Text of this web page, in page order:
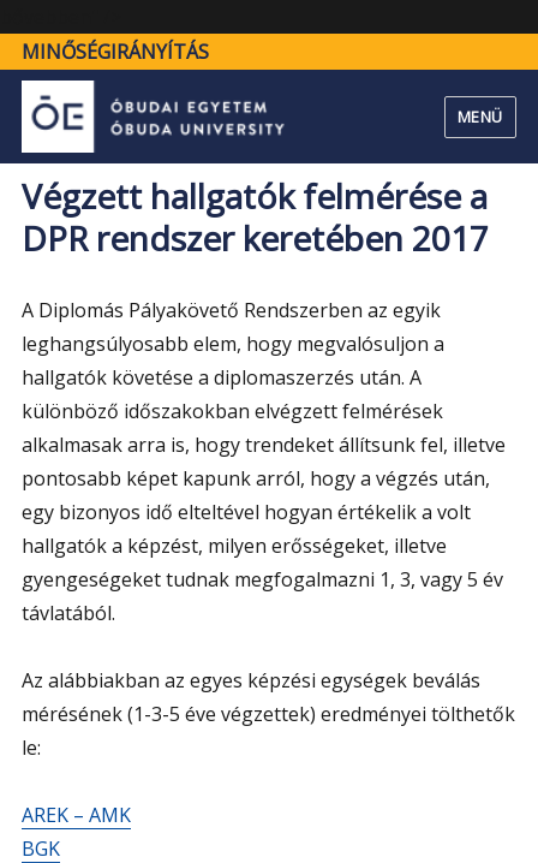
hallgatók
felmérése
DPR
rendszer
keretében
2017"
MINŐSÉGIRÁNYÍTÁS
MENÜ
Végzett hallgatók felmérése a
DPR rendszer keretében 2017
A Diplomás Pályakövető Rendszerben az egyik
leghangsúlyosabb elem, hogy megvalósuljon a
hallgatók követése a diplomaszerzés után. A
különböző időszakokban elvégzett felmérések
alkalmasak arra is, hogy trendeket állítsunk fel, illetve
pontosabb képet kapunk arról, hogy a végzés után,
egy bizonyos idő elteltével hogyan értékelik a volt
hallgatók a képzést, milyen erősségeket, illetve
gyengeségeket tudnak megfogalmazni 1, 3, vagy 5 év
távlatából.
Az alábbiakban az egyes képzési egységek beválás
mérésének (1-3-5 éve végzettek) eredményei tölthetők
le:
AREK – AMK
BGK